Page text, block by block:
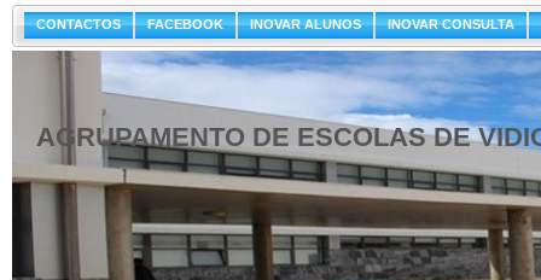
CONTACTOS FACEBOOK INOVAR ALUNOS INOVAR CONSULTA
AGRUPAMENTO DE ESCOLAS DE